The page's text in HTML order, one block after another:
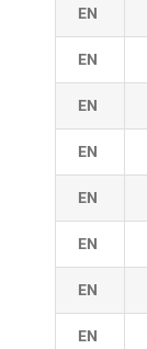
EN
EN
EN
EN
EN
EN
EN
EN